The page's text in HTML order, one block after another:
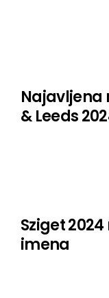
Najavljena
& Leeds
Sziget
imena